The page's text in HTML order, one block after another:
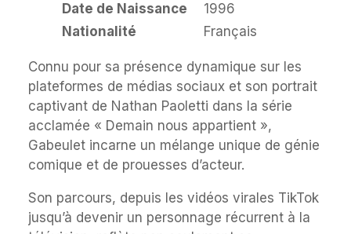
Date de Naissance
1996
Nationalité
Français
Connu pour sa présence dynamique sur les
plateformes de médias sociaux et son portrait
captivant de Nathan Paoletti dans la série
acclamée « Demain nous appartient »,
Gabeulet incarne un mélange unique de génie
comique et de prouesses d’acteur.
Son parcours, depuis les vidéos virales TikTok
jusqu’à devenir un personnage récurrent à la